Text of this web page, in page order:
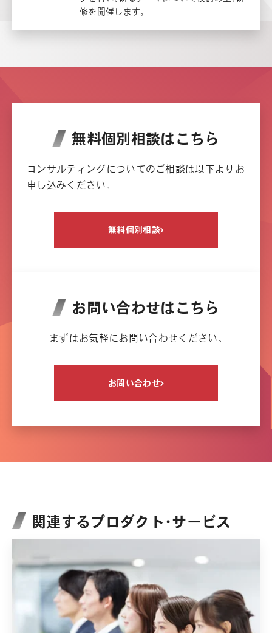
修を開催します。
無料個別相談はこちら
コンサルティングについてのご相談は以下よりお
申し込みください。
無料個別相談
お問い合わせはこちら
まずはお気軽にお問い合わせください。
お問い合わせ
関連するプロダクト・サービス